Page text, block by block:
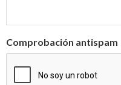
Comprobación antispam